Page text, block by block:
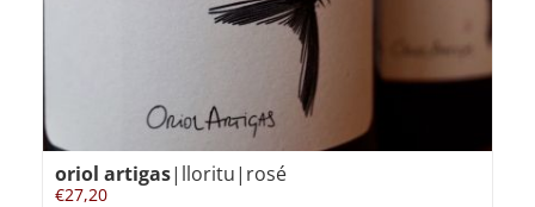
oriol artigas|lloritu|rosé
€27,20